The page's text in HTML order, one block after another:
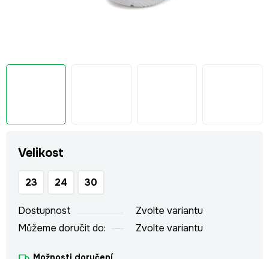
Velikost
23 24 30
Dostupnost
Zvolte variantu
Můžeme doručit do:
Zvolte variantu